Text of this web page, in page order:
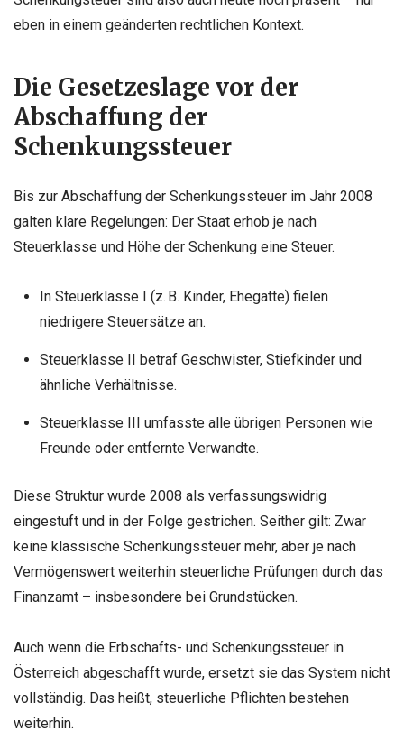
eben in einem geänderten rechtlichen Kontext.
Die Gesetzeslage vor der
Abschaffung der
Schenkungssteuer
Bis zur Abschaffung der Schenkungssteuer im Jahr 2008
galten klare Regelungen: Der Staat erhob je nach
Steuerklasse und Höhe der Schenkung eine Steuer.
In Steuerklasse I (z. B. Kinder, Ehegatte) fielen
niedrigere Steuersätze an.
Steuerklasse II betraf Geschwister, Stiefkinder und
ähnliche Verhältnisse.
Steuerklasse III umfasste alle übrigen Personen wie
Freunde oder entfernte Verwandte.
Diese Struktur wurde 2008 als verfassungswidrig
eingestuft und in der Folge gestrichen. Seither gilt: Zwar
keine klassische Schenkungssteuer mehr, aber je nach
Vermögenswert weiterhin steuerliche Prüfungen durch das
Finanzamt – insbesondere bei Grundstücken.
Auch wenn die Erbschafts- und Schenkungssteuer in
Österreich abgeschafft wurde, ersetzt sie das System nicht
vollständig. Das heißt, steuerliche Pflichten bestehen
weiterhin.